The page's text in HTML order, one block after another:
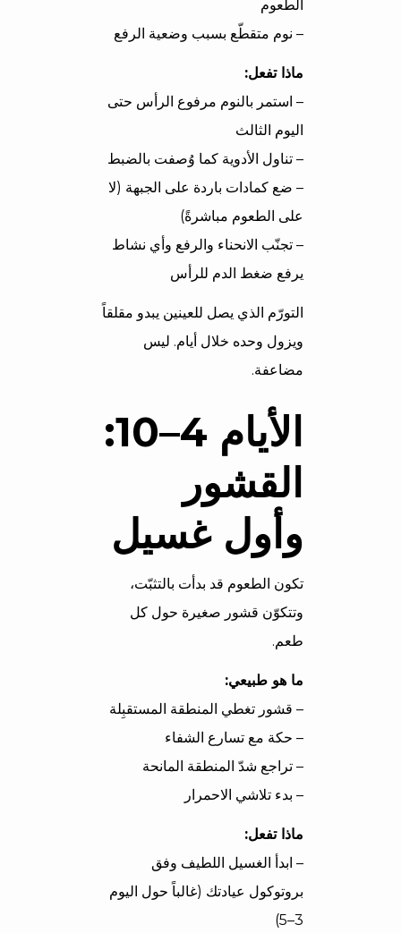
الطعوم
– نوم متقطّع بسبب وضعية الرفع
ماذا تفعل:
– استمر بالنوم مرفوع الرأس حتى
اليوم الثالث
– تناول الأدوية كما وُصفت بالضبط
– ضع كمادات باردة على الجبهة (لا
على الطعوم مباشرةً)
– تجنّب الانحناء والرفع وأي نشاط
يرفع ضغط الدم للرأس
التورّم الذي يصل للعينين يبدو مقلقاً
ويزول وحده خلال أيام. ليس
مضاعفة.
الأيام 4–10:
القشور
وأول غسيل
تكون الطعوم قد بدأت بالتثبّت،
وتتكوّن قشور صغيرة حول كل
طعم.
ما هو طبيعي:
– قشور تغطي المنطقة المستقبِلة
– حكة مع تسارع الشفاء
– تراجع شدّ المنطقة المانحة
– بدء تلاشي الاحمرار
ماذا تفعل:
– ابدأ الغسيل اللطيف وفق
بروتوكول عيادتك (غالباً حول اليوم
3–5)